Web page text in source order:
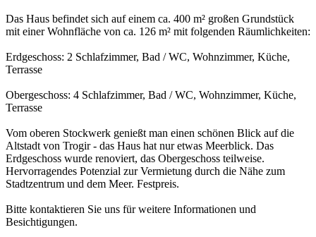
Das Haus befindet sich auf einem ca. 400 m² großen Grundstück
mit einer Wohnfläche von ca. 126 m² mit folgenden Räumlichkeiten:
Erdgeschoss: 2 Schlafzimmer, Bad / WC, Wohnzimmer, Küche,
Terrasse
Obergeschoss: 4 Schlafzimmer, Bad / WC, Wohnzimmer, Küche,
Terrasse
Vom oberen Stockwerk genießt man einen schönen Blick auf die
Altstadt von Trogir - das Haus hat nur etwas Meerblick. Das
Erdgeschoss wurde renoviert, das Obergeschoss teilweise.
Hervorragendes Potenzial zur Vermietung durch die Nähe zum
Stadtzentrum und dem Meer. Festpreis.
Bitte kontaktieren Sie uns für weitere Informationen und
Besichtigungen.